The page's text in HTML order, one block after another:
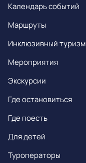
Календарь событий
Маршруты
Инклюзивный туризм
Мероприятия
Экскурсии
Где остановиться
Где поесть
Для детей
Туроператоры